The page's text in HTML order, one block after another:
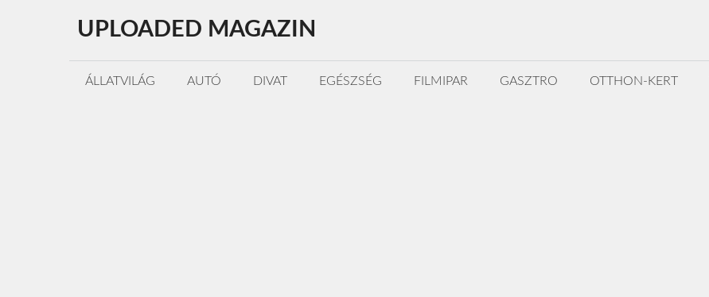
tartalomba
UPLOADED MAGAZIN
ÁLLATVILÁG AUTÓ DIVAT EGÉSZSÉG FILMIPAR GASZTRO OTTHON-KERT